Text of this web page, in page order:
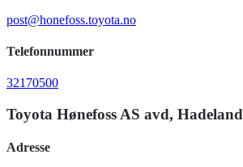
post@honefoss.toyota.no
Telefonnummer
32170500
Toyota Hønefoss AS avd, Hadeland
Adresse